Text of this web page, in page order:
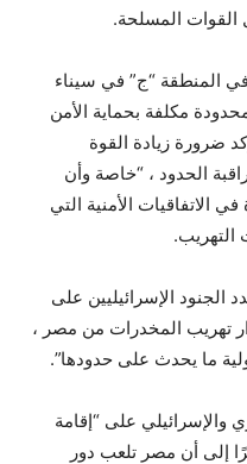
المسلحة.
المنطقة “ج” في سيناء
مكلفة بحماية الأمن
ضرورة زيادة القوة
الحدود ، “خاصة وأن
الاتفاقيات الأمنية التي
التهريب.
الجنود الإسرائيليين على
تهريب المخدرات من مصر ،
ما يحدث على حدودها”.
والإسرائيلي على “إقامة
إلى أن مصر تلعب دور